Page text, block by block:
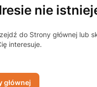
nie
do Strony głównej lub
interesuje.
głównej